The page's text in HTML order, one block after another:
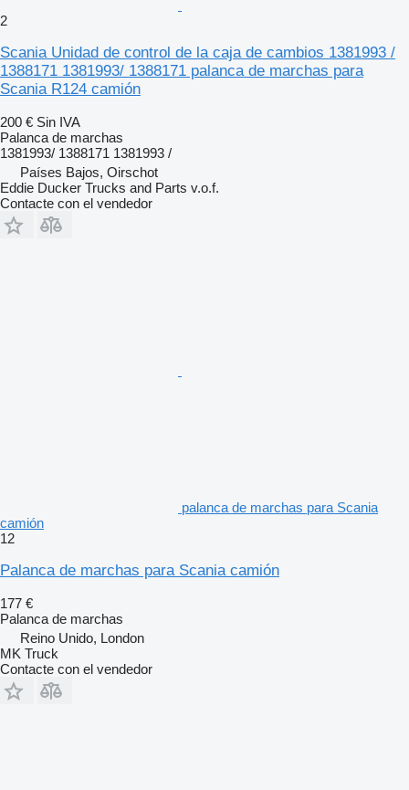
2
Scania Unidad de control de la caja de cambios 1381993 /
1388171 1381993/ 1388171 palanca de marchas para
Scania R124 camión
200 € Sin IVA
Palanca de marchas
1381993/ 1388171 1381993 /
Países Bajos, Oirschot
Eddie Ducker Trucks and Parts v.o.f.
Contacte con el vendedor
palanca de marchas para Scania
camión
12
Palanca de marchas para Scania camión
177 €
Palanca de marchas
Reino Unido, London
MK Truck
Contacte con el vendedor